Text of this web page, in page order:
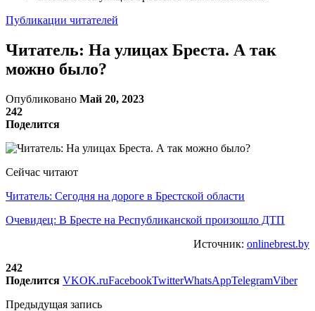
Публикации читателей
Читатель: На улицах Бреста. А так
можно было?
Опубликовано Май 20, 2023
242
Поделится
Сейчас читают
Читатель: Сегодня на дороге в Брестской области
Очевидец: В Бресте на Республиканской произошло ДТП
Источник: onlinebrest.by
242
Поделится VKOK.ruFacebookTwitterWhatsAppTelegramViber
Предыдущая запись